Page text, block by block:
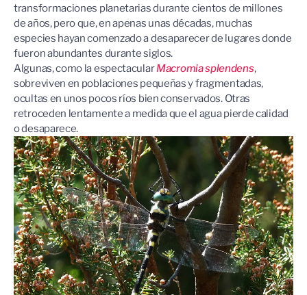
transformaciones planetarias durante cientos de millones
de años, pero que, en apenas unas décadas, muchas
especies hayan comenzado a desaparecer de lugares donde
fueron abundantes durante siglos.
Algunas, como la espectacularMacromia splendens,
sobreviven en poblaciones pequeñas y fragmentadas,
ocultas en unos pocos ríos bien conservados. Otras
retroceden lentamente a medida que el agua pierde calidad
o desaparece.